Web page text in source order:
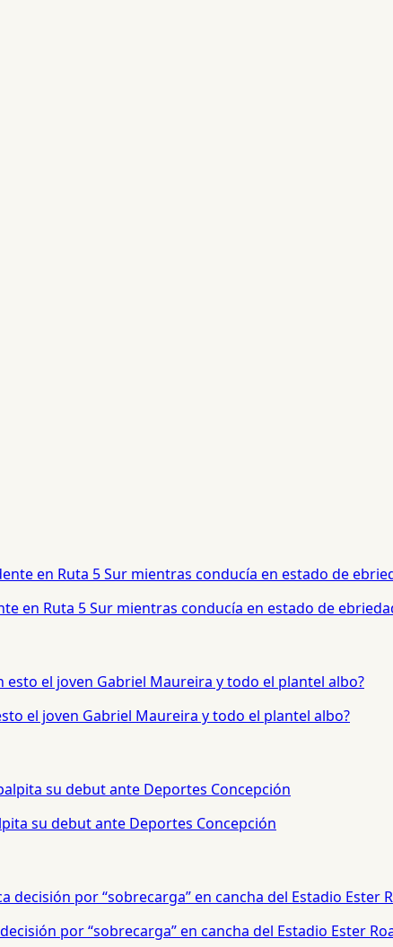
en Ruta 5 Sur mientras conducía en estado de
el joven Gabriel Maureira y todo el plantel albo?
su debut ante Deportes Concepción
por “sobrecarga” en cancha del Estadio Ester